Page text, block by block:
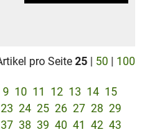
pro Seite 25 | 50 | 100
9 10 11 12 13 14 15
23 24 25 26 27 28 29
37 38 39 40 41 42 43